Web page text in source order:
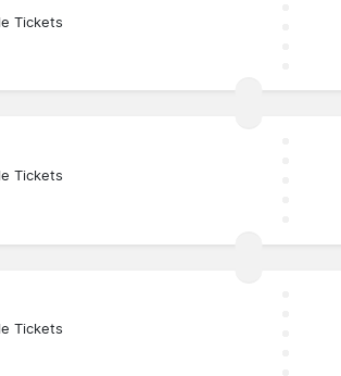
Tickets
Tickets
Tickets